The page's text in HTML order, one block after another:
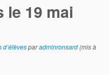
le 19 mai
d’élèvesparadminronsard(mis à